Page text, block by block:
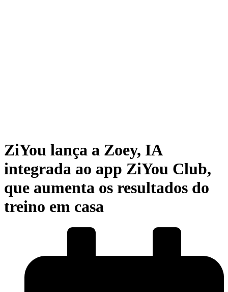
ZiYou lança a Zoey, IA
integrada ao app ZiYou Club,
que aumenta os resultados do
treino em casa